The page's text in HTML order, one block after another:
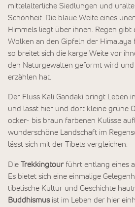
mittelalterliche Siedlungen und
Schönheit. Die blaue Weite eines
Himmels liegt über ihnen. Regen gibt
Wolken an den Gipfeln der Himalaya
so breitet sich die karge Weite vor
den Naturgewalten geformt wird und
erzählen hat.
Der Fluss Kali Gandaki bringt Leben
und lässt hier und dort kleine grüne
ocker- bis braun farbenen Kulisse
wunderschöne Landschaft im
lässt sich mit der Tibets vergleichen.
Die Trekkingtourführt entlang eines
Es bietet sich eine einmalige
tibetische Kultur und Geschichte
Buddhismusist im Leben der hier